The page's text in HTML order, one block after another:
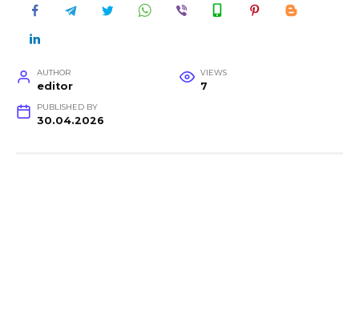
AUTHOR
editor
VIEWS
7
PUBLISHED BY
30.04.2026